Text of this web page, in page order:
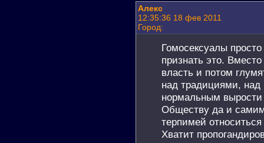
Алекс
12:35:36 18 фев 2011
Город:
Гомосексуалы
признать это.
власть и потом
над традициями,
нормальным
Обществу да и
терпимей
Хватит